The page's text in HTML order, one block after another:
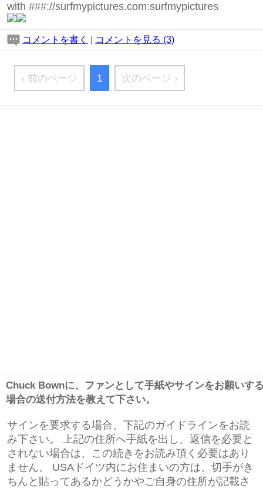
with ###://surfmypictures.com:surfmypictures
コメントを書く コメントを見る (3)
‹ 前のページ 1 次のページ ›
Chuck Bownに、ファンとして手紙やサインをお願いす
場合の送付方法を教えて下さい。
サインを要求する場合、下記のガイドラインをお読
み下さい。 上記の住所へ手紙を出し、返信を必要と
されない場合は、この続きをお読み頂く必要はあり
ません。 USAドイツ内にお住まいの方は、切手がき
ちんと貼ってあるかどうかやご自身の住所が記載さ